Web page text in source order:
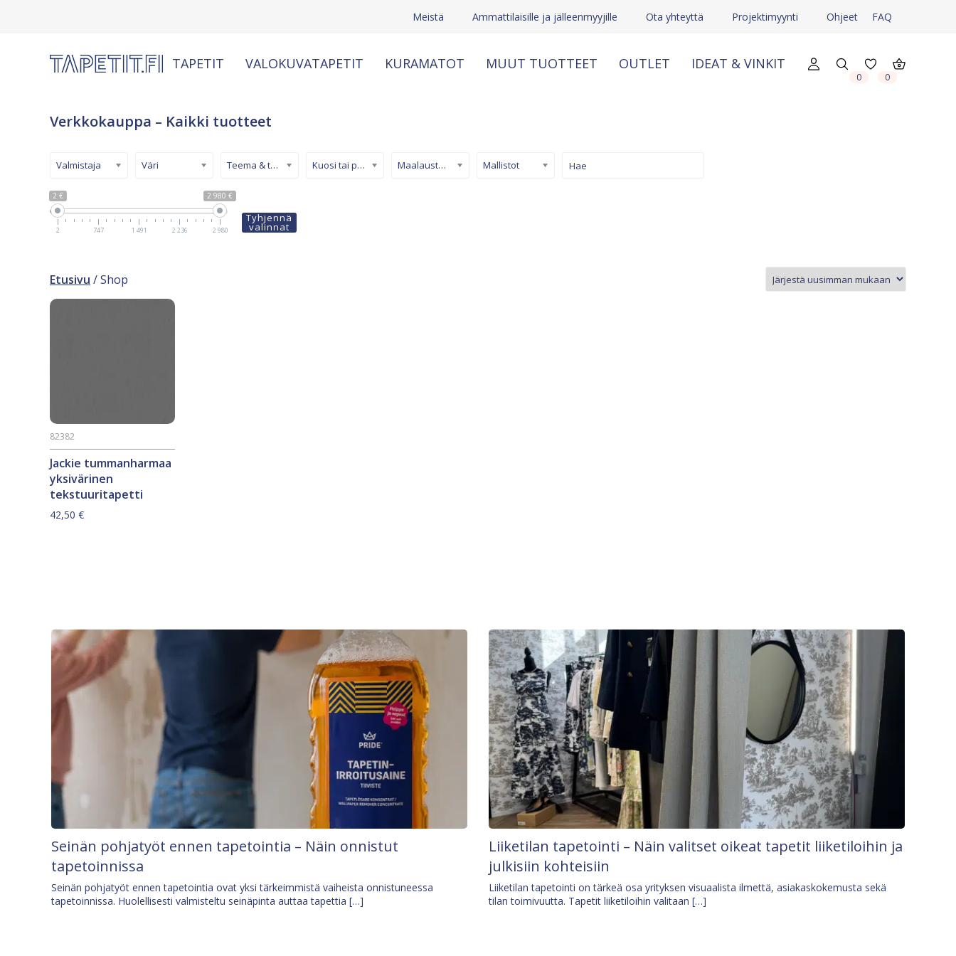
Meistä Ammattilaisille ja jälleenmyyjille Ota yhteyttä Projektimyynti Ohjeet FAQ
TAPETIT VALOKUVATAPETIT KURAMATOT MUUT TUOTTEET OUTLET IDEAT & VINKIT
0 0
Verkkokauppa – Kaikki tuotteet
2 € 2 980 €
2 747 1 491 2 236 2 980
Valmistaja Väri Teema & tyyli Kuosi tai pinta Maalaustapetti Mallistot
Tyhjennä
valinnat
Etusivu / Shop
Jackie tummanharmaa
yksivärinen
tekstuuritapetti
82382
42,50 €
Seinän pohjatyöt ennen tapetointia – Näin onnistut
tapetoinnissa
Seinän pohjatyöt ennen tapetointia ovat yksi tärkeimmistä vaiheista onnistuneessa
tapetoinnissa. Huolellisesti valmisteltu seinäpinta auttaa tapettia […]
Liiketilan tapetointi – Näin valitset oikeat tapetit liiketiloihin ja
julkisiin kohteisiin
Liiketilan tapetointi on tärkeä osa yrityksen visuaalista ilmettä, asiakaskokemusta sekä
tilan toimivuutta. Tapetit liiketiloihin valitaan […]